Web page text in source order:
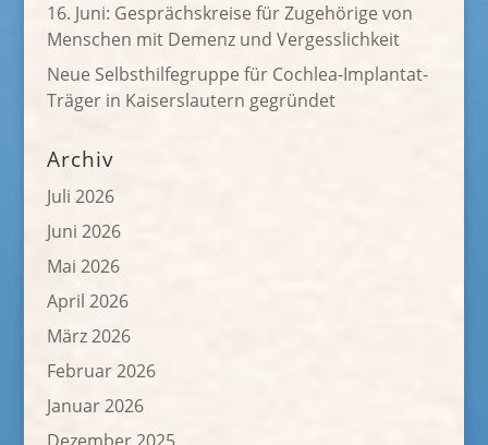
16. Juni: Gesprächskreise für Zugehörige von
Menschen mit Demenz und Vergesslichkeit
Neue Selbsthilfegruppe für Cochlea-Implantat-
Träger in Kaiserslautern gegründet
Archiv
Juli 2026
Juni 2026
Mai 2026
April 2026
März 2026
Februar 2026
Januar 2026